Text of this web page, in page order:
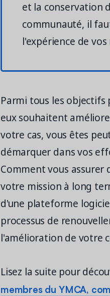
et la conservation
communauté, il
l'expérience de
Parmi tous les objectifs
eux souhaitent
votre cas, vous êtes
démarquer dans vos
Comment vous assurer
votre mission à long
d'une plateforme
processus de
l'amélioration de votre
Lisez la suite pour
membres du YMCA,